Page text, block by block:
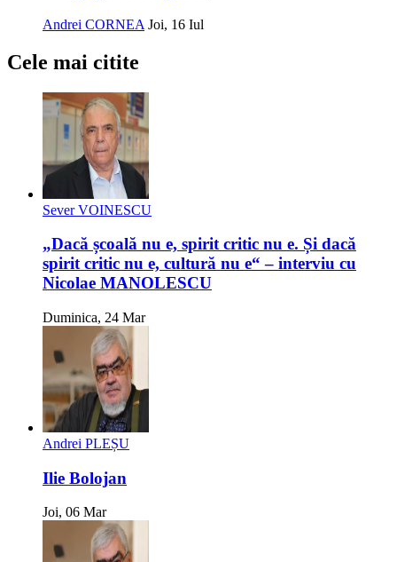
Andrei CORNEA Joi, 16 Iul
Cele mai citite
Sever VOINESCU
„Dacă școală nu e, spirit critic nu e. Și dacă
spirit critic nu e, cultură nu e“ – interviu cu
Nicolae MANOLESCU
Duminica, 24 Mar
Andrei PLEȘU
Ilie Bolojan
Joi, 06 Mar